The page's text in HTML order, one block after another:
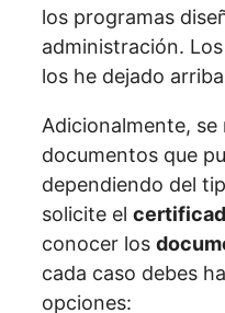
los programas
administración.
los he dejado
Adicionalmente,
documentos que
dependiendo del
solicite el
conocer los
cada caso debes
opciones: